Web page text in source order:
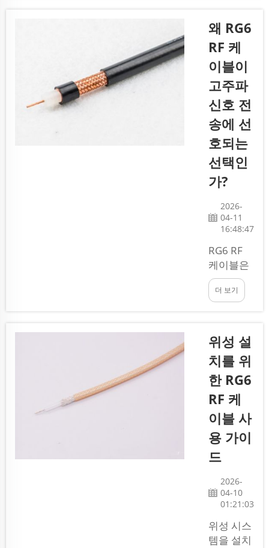
그...
니다. 이
들은 장비
의 성능을
좌우하는
중요한 역
할을 합니
다. 잘못
된 커넥터
를 선택하
면 신호 왜
곡, 전력
손실, 심지
상까지 초
래할 수 있
엘레선
(Elesun)
에서는 최
적의 커넥
마나 중요
한지 잘 알
고 있습...
왜 RG6
RF 케
이블이
고주파
신호 전
송에 선
호되는
선택인
가?
2026-
04-11
16:48:47
RG6 RF
케이블은
케이블 TV
나 인터넷
일반적으
로 사용됩
니다. 이
케이블은
고주파 신
호를 효과
적으로 처
리하도록
설계되어
장거리에
서도 선명
한 신호를
전송할 수
있습니다.
이는 방송
더 보기
위성 설
치를 위
한 RG6
RF 케
이블 사
용 가이
드
2026-
04-10
01:21:03
위성 시스
템을 설치